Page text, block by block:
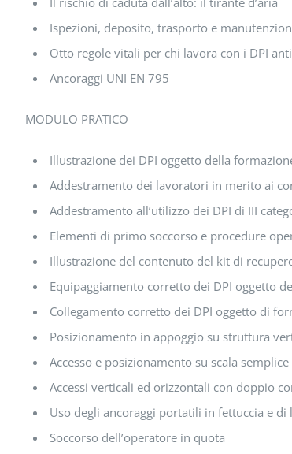
Ispezioni, deposito, trasporto e
Otto regole vitali per chi lavora con i DPI
Ancoraggi UNI EN 795
MODULO PRATICO
Illustrazione dei DPI oggetto della
Addestramento dei lavoratori in merito ai
Addestramento all’utilizzo dei DPI di III
Elementi di primo soccorso e procedure
Illustrazione del contenuto del kit di
Equipaggiamento corretto dei DPI oggetto
Collegamento corretto dei DPI oggetto di
Posizionamento in appoggio su struttura
Accesso e posizionamento su scala semplice
Accessi verticali ed orizzontali con doppio
Uso degli ancoraggi portatili in fettuccia e
Soccorso dell’operatore in quota